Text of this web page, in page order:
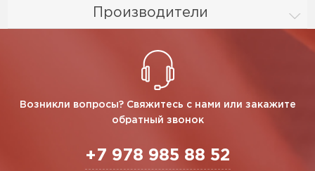
Производители
Возникли вопросы? Свяжитесь с нами или закажите
обратный звонок
+7 978 985 88 52